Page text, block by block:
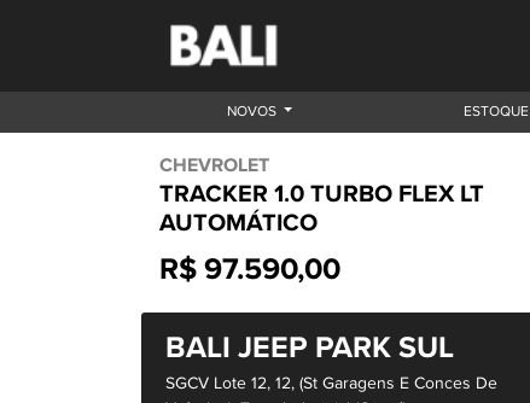
NOVOS ESTOQUE
CHEVROLET
TRACKER 1.0 TURBO FLEX LT
AUTOMÁTICO
R$ 97.590,00
BALI JEEP PARK SUL
SGCV Lote 12, 12, (St Garagens E Conces De